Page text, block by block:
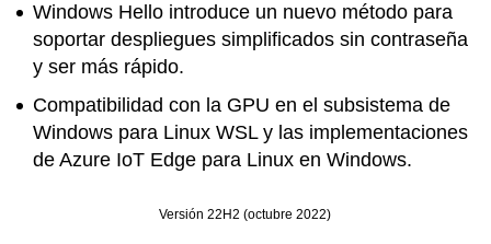
Windows Hello introduce un nuevo método para
soportar despliegues simplificados sin contraseña
y ser más rápido.
Compatibilidad con la GPU en el subsistema de
Windows para Linux WSL y las implementaciones
de Azure IoT Edge para Linux en Windows.
Versión 22H2 (octubre 2022)